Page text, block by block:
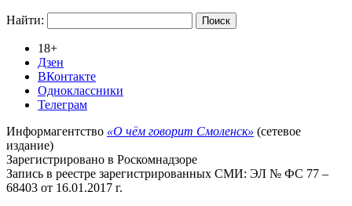
Найти:
18+
Дзен
ВКонтакте
Одноклассники
Телеграм
Информагентство «О чём говорит Смоленск» (сетевое
издание)
Зарегистрировано в Роскомнадзоре
Запись в реестре зарегистрированных СМИ: ЭЛ № ФС 77 –
68403 от 16.01.2017 г.